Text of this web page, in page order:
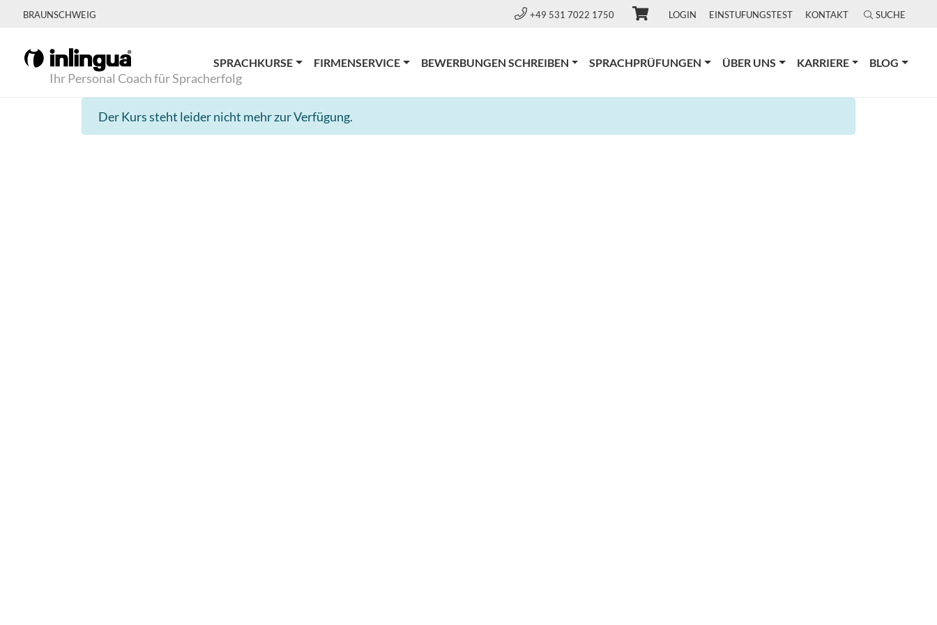
BRAUNSCHWEIG +49 531 7022 1750 LOGIN EINSTUFUNGSTEST KONTAKT SUCHE
Ihr Personal Coach für Spracherfolg
SPRACHKURSE FIRMENSERVICE BEWERBUNGEN SCHREIBEN SPRACHPRÜFUNGEN ÜBER UNS KARRIERE BLOG
Der Kurs steht leider nicht mehr zur Verfügung.